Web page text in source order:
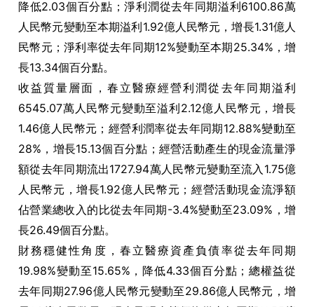
降低2.03個百分點；淨利潤從去年同期溢利6100.86萬
人民幣元變動至本期溢利1.92億人民幣元，增長1.31億人
民幣元；淨利率從去年同期12%變動至本期25.34%，增
長13.34個百分點。
收益質量層面，春立醫療經營利潤從去年同期溢利
6545.07萬人民幣元變動至溢利2.12億人民幣元，增長
1.46億人民幣元；經營利潤率從去年同期12.88%變動至
28%，增長15.13個百分點；經營活動產生的現金流量淨
額從去年同期流出1727.94萬人民幣元變動至流入1.75億
人民幣元，增長1.92億人民幣元；經營活動現金流淨額
佔營業總收入的比從去年同期-3.4%變動至23.09%，增
長26.49個百分點。
財務穩健性角度，春立醫療資產負債率從去年同期
19.98%變動至15.65%，降低4.33個百分點；總權益從
去年同期27.96億人民幣元變動至29.86億人民幣元，增